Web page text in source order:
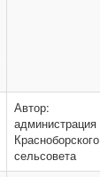
Автор:
администрация
Красноборского
сельсовета